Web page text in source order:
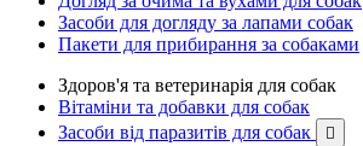
Засоби для догляду за лапами собак
Пакети для прибирання за собаками
Здоров'я та ветеринарія для собак
Вітаміни та добавки для собак
Засоби від паразитів для собак
